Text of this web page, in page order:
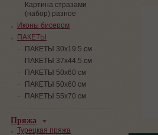
Картина стразами
(набор) разное
Иконы бисером
ПАКЕТЫ
ПАКЕТЫ 30х19.5 см
ПАКЕТЫ 37х44.5 см
ПАКЕТЫ 50х60 см
ПАКЕТЫ 50х60 см
ПАКЕТЫ 55х70 см
Пряжа
Турецкая пряжа